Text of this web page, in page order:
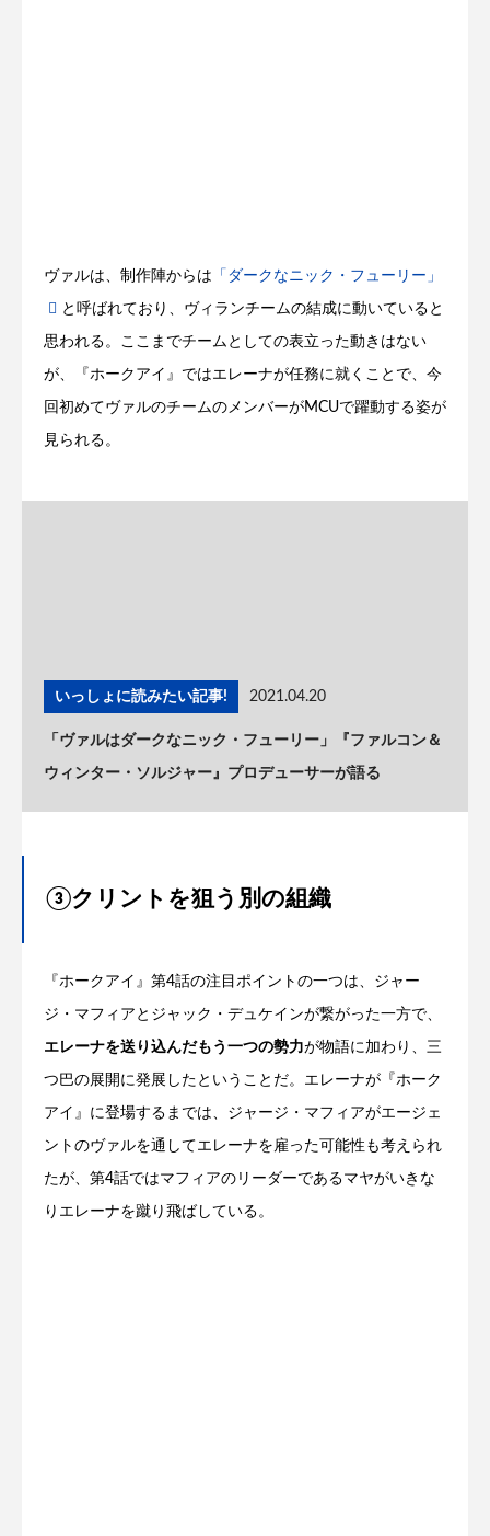
ヴァルは、制作陣からは 「ダークなニック・フューリー」
と呼ばれており、ヴィランチームの結成に動いていると
思われる。ここまでチームとしての表立った動きはない
が、『ホークアイ』ではエレーナが任務に就くことで、今
回初めてヴァルのチームのメンバーがMCUで躍動する姿が
見られる。
いっしょに読みたい記事! 2021.04.20
「ヴァルはダークなニック・フューリー」『ファルコン＆
ウィンター・ソルジャー』プロデューサーが語る
③クリントを狙う別の組織
『ホークアイ』第4話の注目ポイントの一つは、ジャー
ジ・マフィアとジャック・デュケインが繋がった一方で、
エレーナを送り込んだもう一つの勢力が物語に加わり、三
つ巴の展開に発展したということだ。エレーナが『ホーク
アイ』に登場するまでは、ジャージ・マフィアがエージェ
ントのヴァルを通してエレーナを雇った可能性も考えられ
たが、第4話ではマフィアのリーダーであるマヤがいきな
りエレーナを蹴り飛ばしている。